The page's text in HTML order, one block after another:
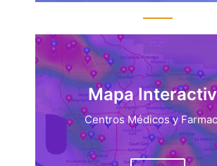
Mapa
Centros Médicos y